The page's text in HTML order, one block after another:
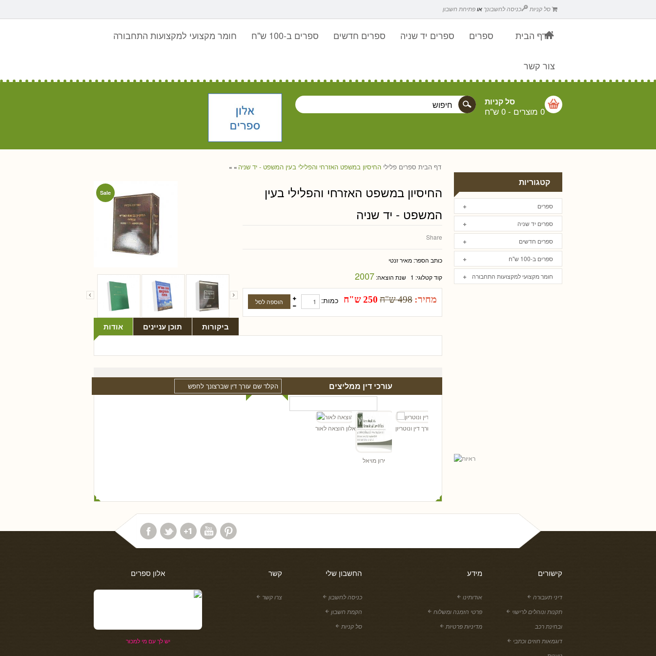
סל קניות כניסה לחשבונך אופתיחת חשבון
דף הבית ספרים ספרים יד שניה ספרים חדשים ספרים ב-100 ש"ח חומר מקצועי למקצועות התחבורה
צור קשר
סל קניות
0 מוצרים - 0 ש"ח
דף הבית » ספרים פלילי » החיסיון במשפט האזרחי והפלילי בעין המשפט - יד שניה
Sale
החיסיון במשפט האזרחי והפלילי בעין
המשפט - יד שניה
Share
כותב הספר:מאיר זנטי
קוד קטלוגי: 1 שנת הוצאה:2007
מחיר: 498 ש"ח 250 ש"ח כמות:
אודות תוכן עניינים ביקורות
עורכי דין ממליצים
אלון הוצאה לאור
ירון מויאל
שי כהן - עורך דין ונוטריון
קטגוריות
ספרים
ספרים יד שניה
ספרים חדשים
ספרים ב-100 ש"ח
חומר מקצועי למקצועות התחבורה
אלון ספרים
יש לך עם מי למכור
קשר
צרו קשר
החשבון שלי
כניסה לחשבון
הקמת חשבון
סל קניות
מידע
אודותינו
פרטי הזמנה ומשלוח
מדיניות פרטיות
קישורים
דיני תעבורה
תקנות ונוהלים לרישוי
ובחינת רכב
דוגמאות חוזים וכתבי